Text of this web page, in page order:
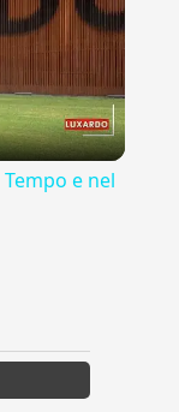
Tempo e nel